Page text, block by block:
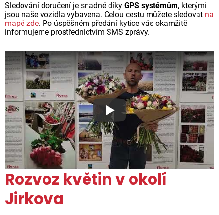
Sledování doručení je snadné díky GPS systémům, kterými
jsou naše vozidla vybavena. Celou cestu můžete sledovat na
mapě zde. Po úspěšném předání kytice vás okamžitě
informujeme prostřednictvím SMS zprávy.
Proč jsou květiny z Florea
Rozvoz květin v okolí
Jirkova